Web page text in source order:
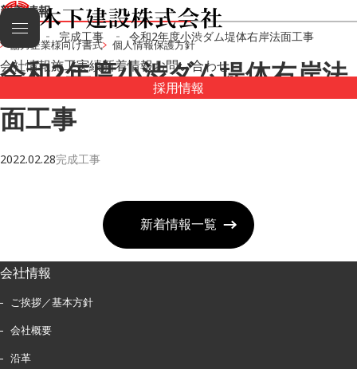
協力企業様向け書式 個人情報保護方針
会社情報施工実績新着情報お問い合わせ
採用情報
新着情報
HOME 完成工事 令和2年度小渋ダム堤体右岸法面工事
令和2年度小渋ダム堤体右岸法
面工事
2022.02.28完成工事
新着情報一覧
会社情報
ご挨拶／基本方針
会社概要
沿革